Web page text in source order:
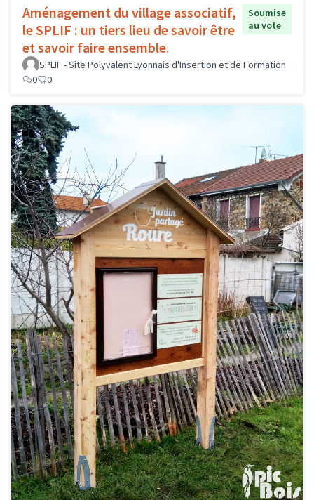
Aménagement du village associatif,
le SPLIF : un tiers lieu de savoir être
et savoir faire ensemble.
Soumise
au vote
SPLIF - Site Polyvalent Lyonnais d'Insertion et de Formation
0
0